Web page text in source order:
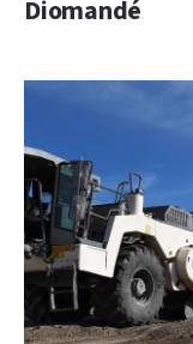
Diomandé